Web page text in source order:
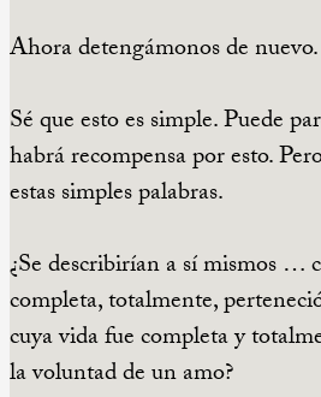
Ahora detengámonos de nuevo.
Sé que esto es simple. Puede
habrá recompensa por esto.
estas simples palabras.
¿Se describirían a sí mismos …
completa, totalmente,
cuya vida fue completa y
la voluntad de un amo?